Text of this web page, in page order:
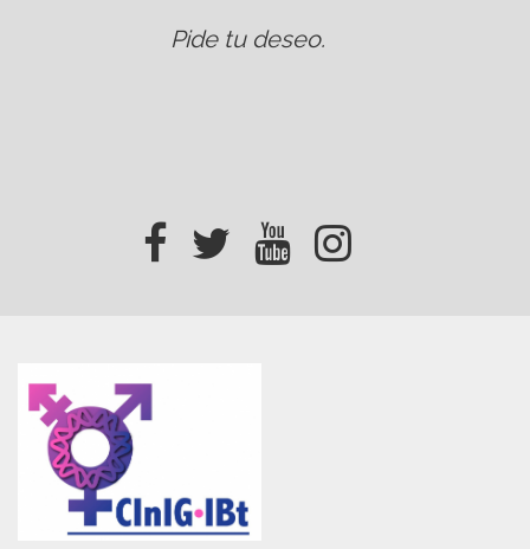
Pide tu deseo.